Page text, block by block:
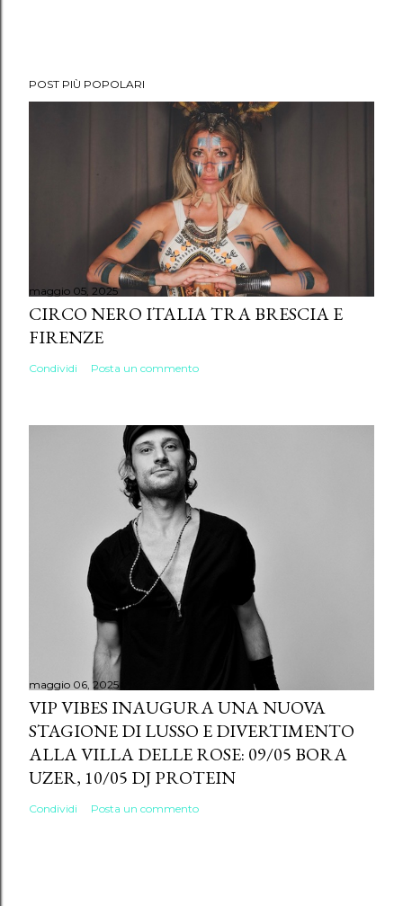
POST PIÙ POPOLARI
maggio 05, 2025
CIRCO NERO ITALIA TRA BRESCIA E
FIRENZE
Condividi Posta un commento
maggio 06, 2025
VIP VIBES INAUGURA UNA NUOVA
STAGIONE DI LUSSO E DIVERTIMENTO
ALLA VILLA DELLE ROSE: 09/05 BORA
UZER, 10/05 DJ PROTEIN
Condividi Posta un commento